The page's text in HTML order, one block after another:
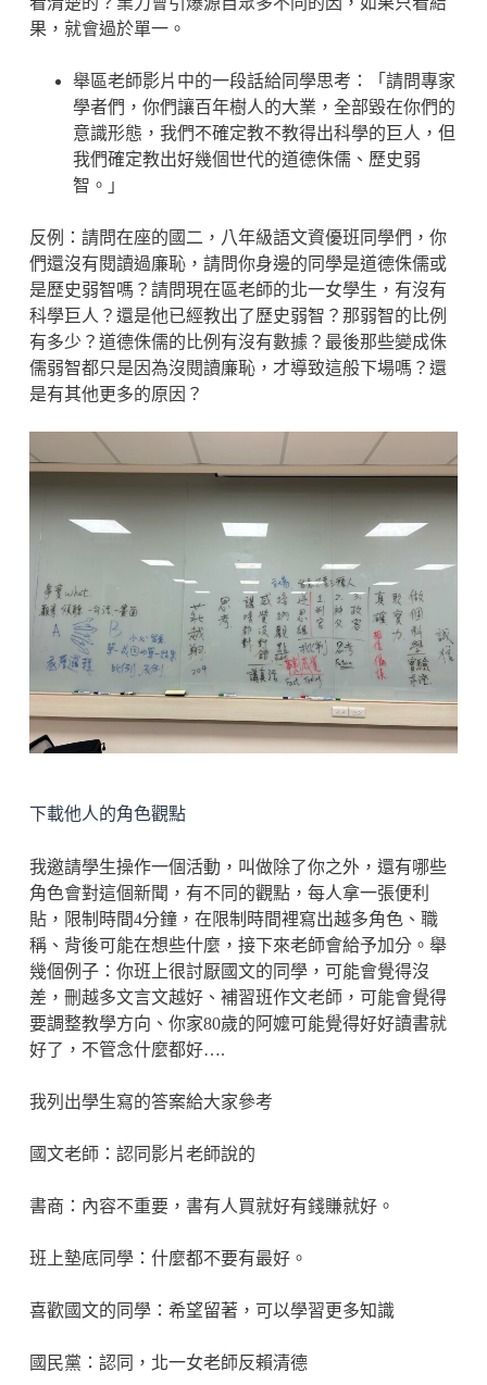
果，就會過於單一。
舉區老師影片中的一段話給同學思考：「請問專家
學者們，你們讓百年樹人的大業，全部毀在你們的
意識形態，我們不確定教不教得出科學的巨人，但
我們確定教出好幾個世代的道德侏儒、歷史弱
智。」
反例：請問在座的國二，八年級語文資優班同學們，你
們還沒有閱讀過廉恥，請問你身邊的同學是道德侏儒或
是歷史弱智嗎？請問現在區老師的北一女學生，有沒有
科學巨人？還是他已經教出了歷史弱智？那弱智的比例
有多少？道德侏儒的比例有沒有數據？最後那些變成侏
儒弱智都只是因為沒閱讀廉恥，才導致這般下場嗎？還
是有其他更多的原因？
下載他人的角色觀點
我邀請學生操作一個活動，叫做除了你之外，還有哪些
角色會對這個新聞，有不同的觀點，每人拿一張便利
貼，限制時間4分鐘，在限制時間裡寫出越多角色、職
稱、背後可能在想些什麼，接下來老師會給予加分。舉
幾個例子：你班上很討厭國文的同學，可能會覺得沒
差，刪越多文言文越好、補習班作文老師，可能會覺得
要調整教學方向、你家80歲的阿嬤可能覺得好好讀書就
好了，不管念什麼都好….
我列出學生寫的答案給大家參考
國文老師：認同影片老師說的
書商：內容不重要，書有人買就好有錢賺就好。
班上墊底同學：什麼都不要有最好。
喜歡國文的同學：希望留著，可以學習更多知識
國民黨：認同，北一女老師反賴清德